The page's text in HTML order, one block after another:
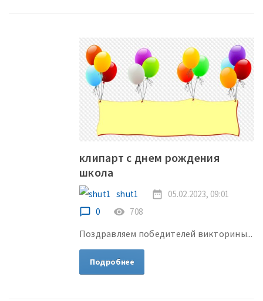
клипарт с днем рождения
школа
shut1 date_range 05.02.2023, 09:01
chat_bubble_outline 0 remove_red_eye 708
Поздравляем победителей викторины...
Подробнее